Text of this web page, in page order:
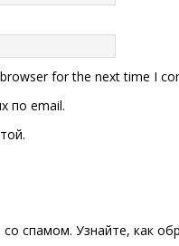
for the next time I
по email.
со спамом. Узнайте, как